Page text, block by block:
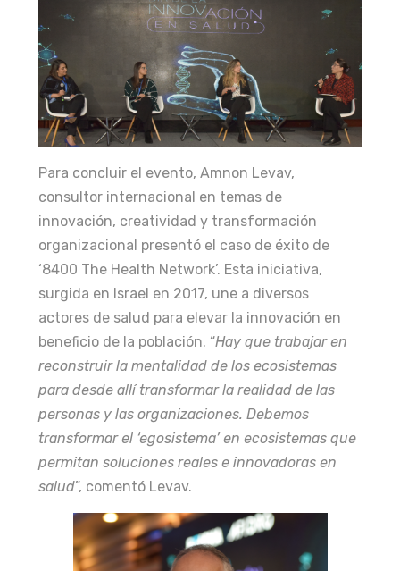
Para concluir el evento, Amnon Levav,
consultor internacional en temas de
innovación, creatividad y transformación
organizacional presentó el caso de éxito de
‘8400 The Health Network’. Esta iniciativa,
surgida en Israel en 2017, une a diversos
actores de salud para elevar la innovación en
beneficio de la población. “Hay que trabajar en
reconstruir la mentalidad de los ecosistemas
para desde allí transformar la realidad de las
personas y las organizaciones. Debemos
transformar el ‘egosistema’ en ecosistemas que
permitan soluciones reales e innovadoras en
salud”, comentó Levav.